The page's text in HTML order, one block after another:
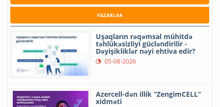
YAZARLAR
Uşaqların rəqəmsal mühitdə
təhlükəsizliyi gücləndirilir -
Dəyişikliklər nəyi ehtiva edir?
05-08-2026
Azercell-dən illik “ZengimCELL”
xidməti